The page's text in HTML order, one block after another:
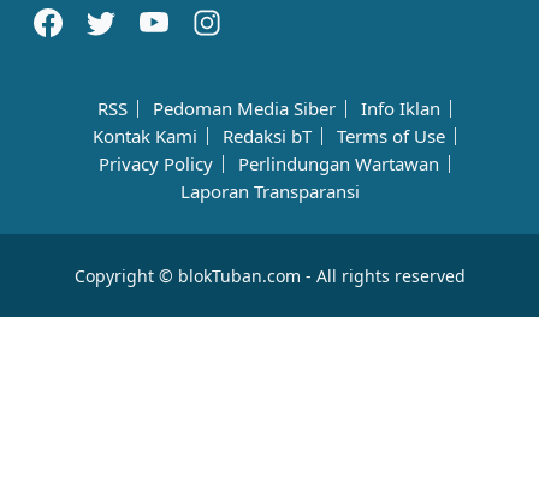
RSS Pedoman Media Siber
Info Iklan
Kontak Kami
Redaksi bT
Terms of Use
Privacy Policy
Perlindungan Wartawan
Laporan Transparansi
Copyright © blokTuban.com - All rights reserved